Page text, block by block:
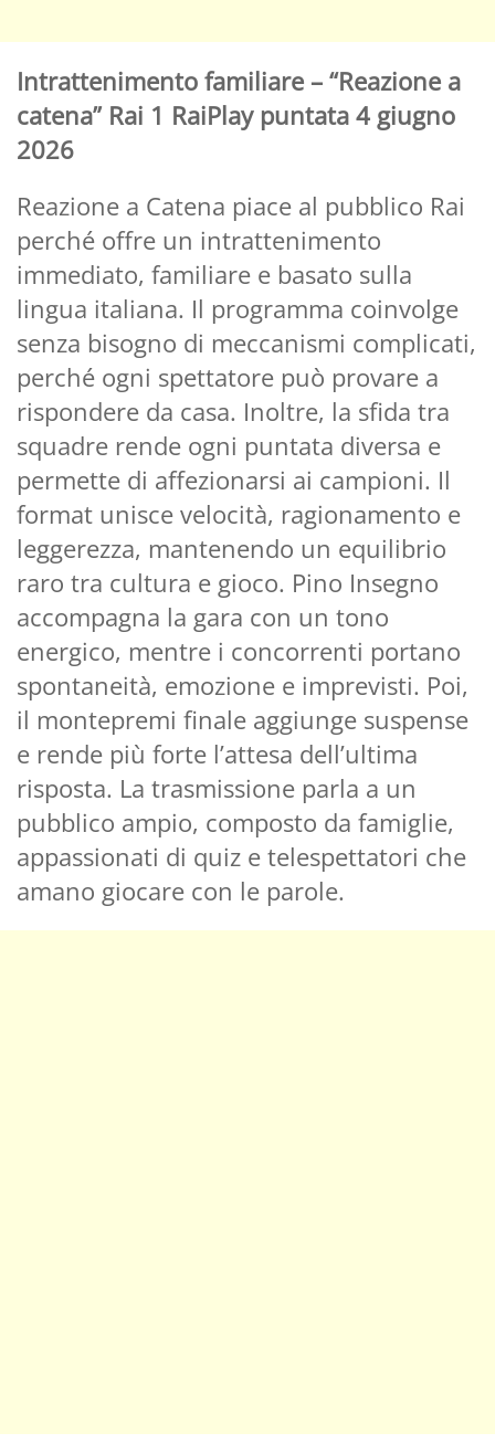
Intrattenimento familiare – “Reazione a
catena” Rai 1 RaiPlay puntata 4 giugno
2026
Reazione a Catena piace al pubblico Rai
perché offre un intrattenimento
immediato, familiare e basato sulla
lingua italiana. Il programma coinvolge
senza bisogno di meccanismi complicati,
perché ogni spettatore può provare a
rispondere da casa. Inoltre, la sfida tra
squadre rende ogni puntata diversa e
permette di affezionarsi ai campioni. Il
format unisce velocità, ragionamento e
leggerezza, mantenendo un equilibrio
raro tra cultura e gioco. Pino Insegno
accompagna la gara con un tono
energico, mentre i concorrenti portano
spontaneità, emozione e imprevisti. Poi,
il montepremi finale aggiunge suspense
e rende più forte l’attesa dell’ultima
risposta. La trasmissione parla a un
pubblico ampio, composto da famiglie,
appassionati di quiz e telespettatori che
amano giocare con le parole.